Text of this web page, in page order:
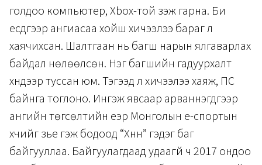
голдоо компьютер, Xbox-той үзэж гарна. Би
есдүгээр ангиасаа хойш хичээлээ бараг л
хаячихсан. Шалтгаан нь багш нарын ялгаварлах
байдал нөлөөлсөн. Нэг багшийн гадуурхалт
хүндээр туссан юм. Тэгээд л хичээлээ хаяж, ПС
байнга тоглоно. Ингэж явсаар арваннэгдүгээр
ангийн төгсөлтийн үеэр Монголын е-спортын
хүчийг үзье гэж бодоод “Хүннү” гэдэг баг
байгууллаа. Байгуулагдаад удаагүй ч 2017 ондоо